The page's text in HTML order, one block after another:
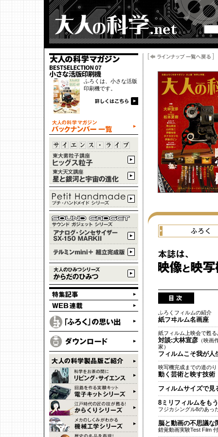
ふろくは、小さな活版
印刷機です。
ふろくフィルムの紹介
紙フヰルム名画座
紙フィルム上映会で甦
対談:大林宣彦 （映画
家）
フィルムこそ我が人
映写機完成までの道のり
動く芸術と映す技術
フィルムサイズで見
8ミリフィルムをも
フジカシングル8のあっ
脳と動画の不思議な
錯覚動画実験Test Film